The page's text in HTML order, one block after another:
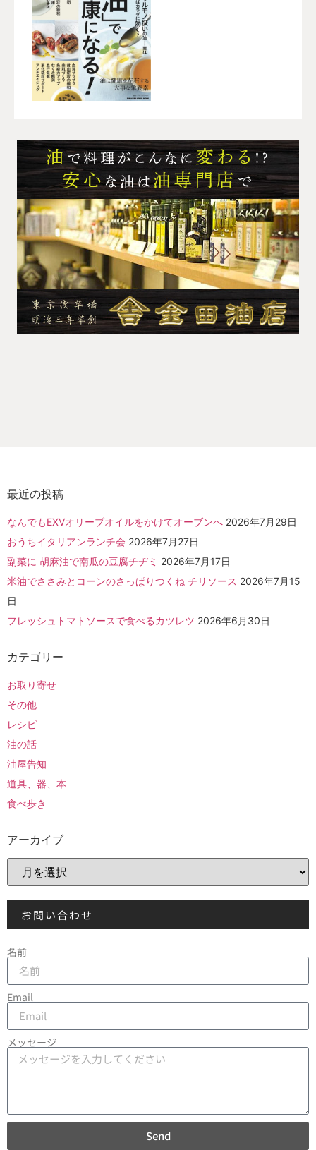
最近の投稿
なんでもEXVオリーブオイルをかけてオーブンへ 2026年7月29日
おうちイタリアンランチ会 2026年7月27日
副菜に 胡麻油で南瓜の豆腐チヂミ 2026年7月17日
米油でささみとコーンのさっぱりつくね チリソース 2026年7月15
日
フレッシュトマトソースで食べるカツレツ 2026年6月30日
カテゴリー
お取り寄せ
その他
レシピ
油の話
油屋告知
道具、器、本
食べ歩き
アーカイブ
お問い合わせ
名前
Email
メッセージ
Send